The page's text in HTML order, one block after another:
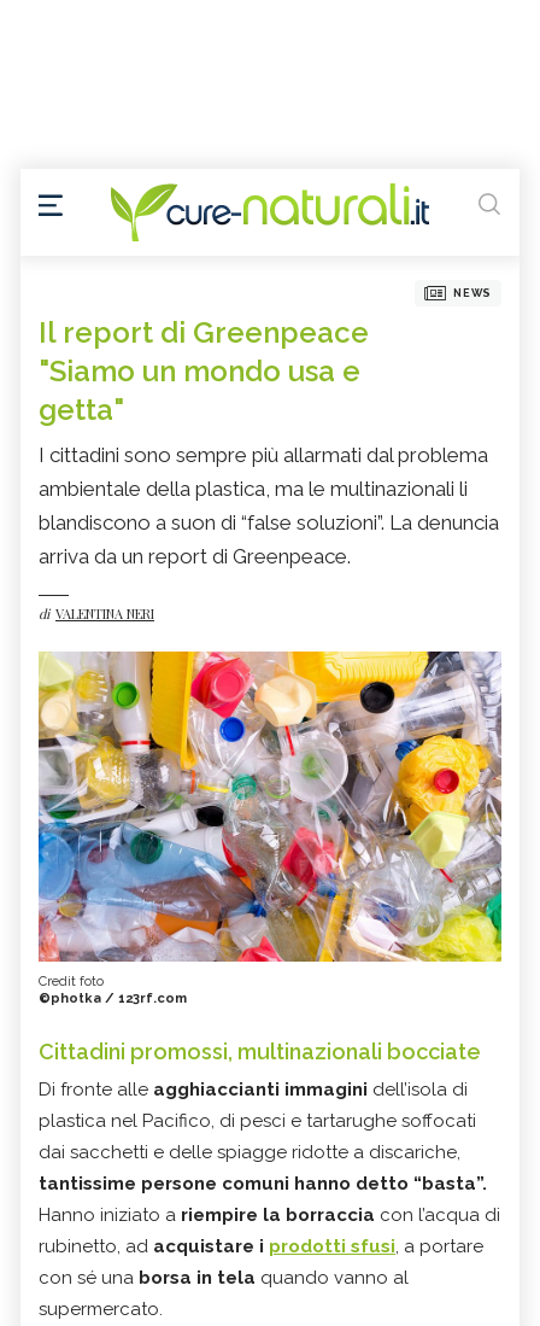
NEWS
Il report di Greenpeace
"Siamo un mondo usa e
getta"
I cittadini sono sempre più allarmati dal problema
ambientale della plastica, ma le multinazionali li
blandiscono a suon di “false soluzioni”. La denuncia
arriva da un report di Greenpeace.
di VALENTINA NERI
Credit foto
©photka / 123rf.com
Cittadini promossi, multinazionali bocciate
Di fronte alle agghiaccianti immagini dell’isola di
plastica nel Pacifico, di pesci e tartarughe soffocati
dai sacchetti e delle spiagge ridotte a discariche,
tantissime persone comuni hanno detto “basta”.
Hanno iniziato a riempire la borraccia con l’acqua di
rubinetto, ad acquistare i prodotti sfusi , a portare
con sé una borsa in tela quando vanno al
supermercato.